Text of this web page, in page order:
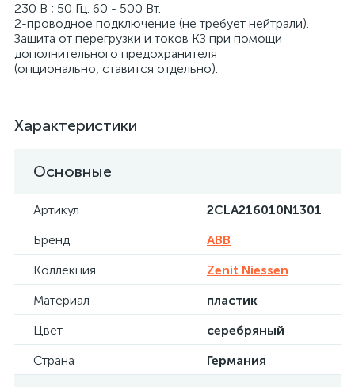
230 В ; 50 Гц. 60 - 500 Вт.
2-проводное подключение (не требует нейтрали).
Защита от перегрузки и токов КЗ при помощи
дополнительного предохранителя
(опционально, ставится отдельно).
Характеристики
Основные
Артикул
2CLA216010N1301
Бренд
ABB
Коллекция
Zenit Niessen
Материал
пластик
Цвет
серебряный
Страна
Германия